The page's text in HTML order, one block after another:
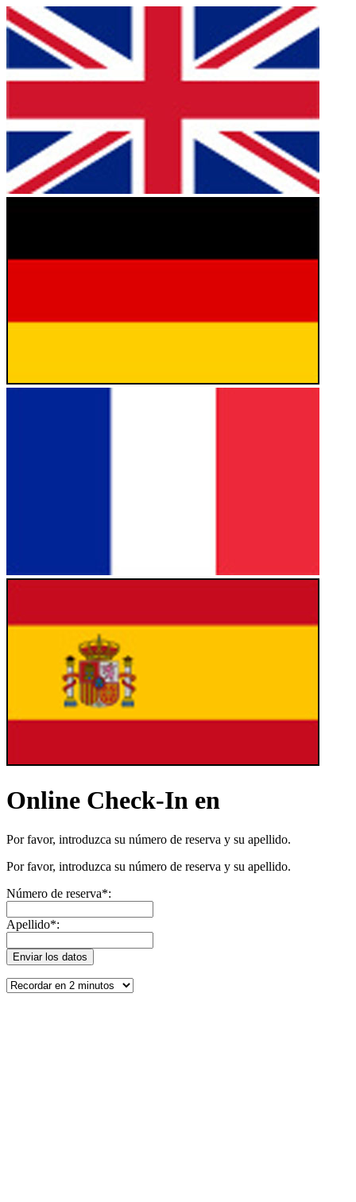
Online Check-In en
Por favor, introduzca su número de reserva y su apellido.
Por favor, introduzca su número de reserva y su apellido.
Número de reserva*:
Apellido*: